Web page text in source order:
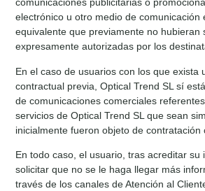
comunicaciones publicitarias o
electrónico u otro medio de comunicación
equivalente que previamente no hubieran
expresamente autorizadas por los
En el caso de usuarios con los que exista
contractual previa, Optical Trend SL sí
de comunicaciones comerciales
servicios de Optical Trend SL que sean
inicialmente fueron objeto de contratación
En todo caso, el usuario, tras acreditar su
solicitar que no se le haga llegar más
través de los canales de Atención al